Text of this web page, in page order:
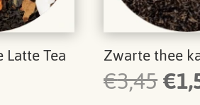
Tea Zwarte thee
€3,45€